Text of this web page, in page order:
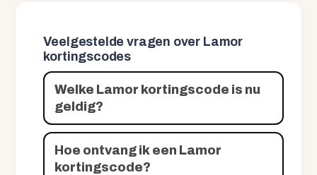
Veelgestelde vragen over Lamor
kortingscodes
Welke Lamor kortingscode is nu
geldig?
Hoe ontvang ik een Lamor
kortingscode?